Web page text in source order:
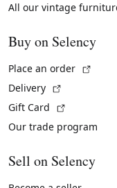
All our vintage
Buy on Selency
Place an order
Delivery
Gift Card
Our trade program
Sell on Selency